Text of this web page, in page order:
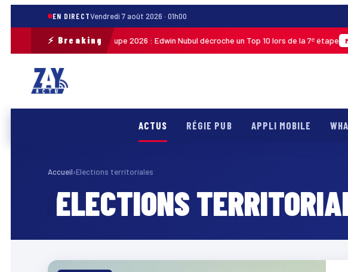
EN DIRECTVendredi 7 août 2026 · 01h00
⚡ Breaking
Tour cycliste de Guadeloupe 2026 : Edwin Nubul décroche un Top 10 lors de la 7ᵉ étape
ACTUS RÉGIE PUB APPLI MOBILE
Accueil›Elections territoriales
ELECTIONS